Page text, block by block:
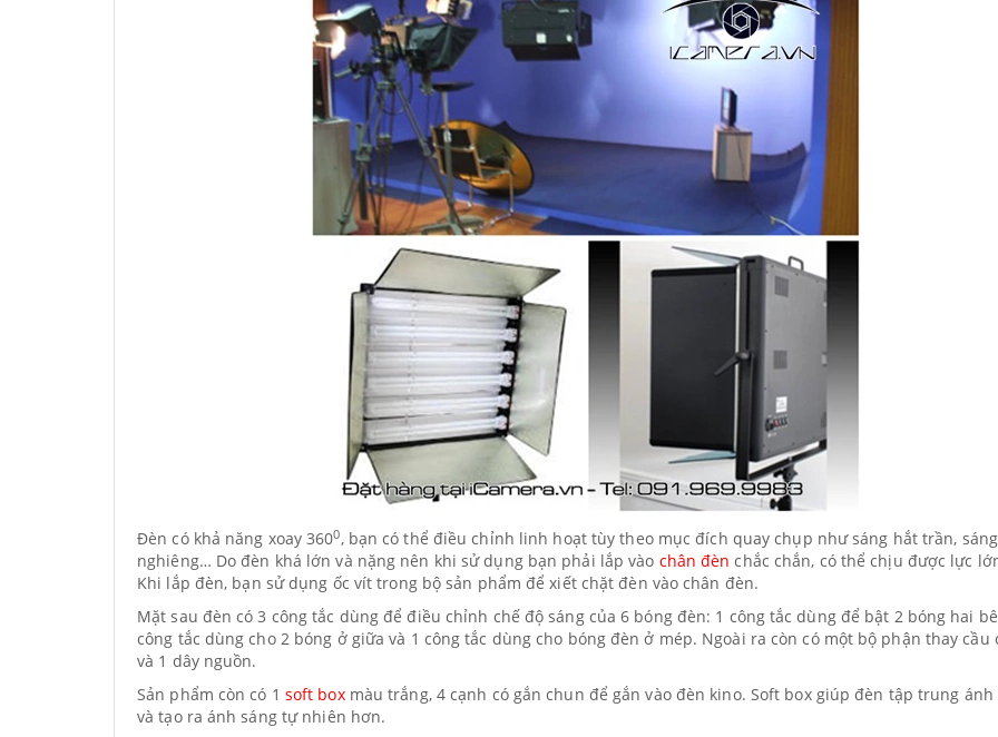
Đèn có khả năng xoay 3600, bạn có thể điều chỉnh linh hoạt tùy theo mục đích quay chụp như sáng hắt trần, sáng
nghiêng… Do đèn khá lớn và nặng nên khi sử dụng bạn phải lắp vào chân đèn chắc chắn, có thể chịu được lực
Khi lắp đèn, bạn sử dụng ốc vít trong bộ sản phẩm để xiết chặt đèn vào chân đèn.
Mặt sau đèn có 3 công tắc dùng để điều chỉnh chế độ sáng của 6 bóng đèn: 1 công tắc dùng để bật 2 bóng hai
công tắc dùng cho 2 bóng ở giữa và 1 công tắc dùng cho bóng đèn ở mép. Ngoài ra còn có một bộ phận thay cầu
và 1 dây nguồn.
Sản phẩm còn có 1 soft boxmàu trắng, 4 cạnh có gắn chun để gắn vào đèn kino. Soft box giúp đèn tập trung ánh
và tạo ra ánh sáng tự nhiên hơn.